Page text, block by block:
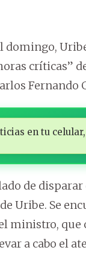
domingo,
críticas”
Fernando
en tu
de
Uribe. Se
ministro,
a cabo el